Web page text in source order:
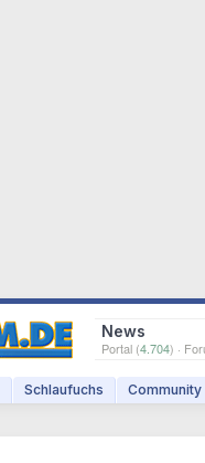
News
Portal (4.704) ·
Schlaufuchs Community